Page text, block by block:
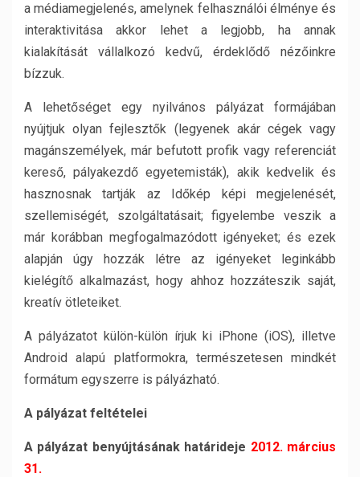
a médiamegjelenés, amelynek felhasználói élménye és
interaktivitása akkor lehet a legjobb, ha annak
kialakítását vállalkozó kedvű, érdeklődő nézőinkre
bízzuk.
A lehetőséget egy nyilvános pályázat formájában
nyújtjuk olyan fejlesztők (legyenek akár cégek vagy
magánszemélyek, már befutott profik vagy referenciát
kereső, pályakezdő egyetemisták), akik kedvelik és
hasznosnak tartják az Időkép képi megjelenését,
szellemiségét, szolgáltatásait; figyelembe veszik a
már korábban megfogalmazódott igényeket; és ezek
alapján úgy hozzák létre az igényeket leginkább
kielégítő alkalmazást, hogy ahhoz hozzáteszik saját,
kreatív ötleteiket.
A pályázatot külön-külön írjuk ki iPhone (iOS), illetve
Android alapú platformokra, természetesen mindkét
formátum egyszerre is pályázható.
A pályázat feltételei
A pályázat benyújtásának határideje 2012. március
31.